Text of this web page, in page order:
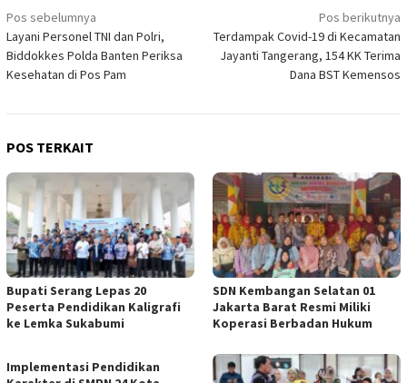
Navigasi
pos
Pos sebelumnya
Layani Personel TNI dan Polri,
Biddokkes Polda Banten Periksa
Kesehatan di Pos Pam
Pos berikutnya
Terdampak Covid-19 di Kecamatan
Jayanti Tangerang, 154 KK Terima
Dana BST Kemensos
POS TERKAIT
Bupati Serang Lepas 20
Peserta Pendidikan Kaligrafi
ke Lemka Sukabumi
SDN Kembangan Selatan 01
Jakarta Barat Resmi Miliki
Koperasi Berbadan Hukum
Implementasi Pendidikan